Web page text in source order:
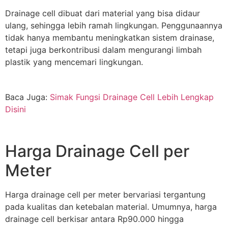
Drainage cell dibuat dari material yang bisa didaur
ulang, sehingga lebih ramah lingkungan. Penggunaannya
tidak hanya membantu meningkatkan sistem drainase,
tetapi juga berkontribusi dalam mengurangi limbah
plastik yang mencemari lingkungan.
Baca Juga: Simak Fungsi Drainage Cell Lebih Lengkap
Disini
Harga Drainage Cell per
Meter
Harga drainage cell per meter bervariasi tergantung
pada kualitas dan ketebalan material. Umumnya, harga
drainage cell berkisar antara Rp90.000 hingga